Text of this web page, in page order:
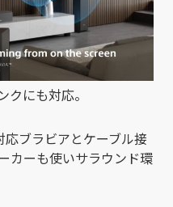
にも対応。
ブラビアとケーブル接
カーも使いサラウンド環